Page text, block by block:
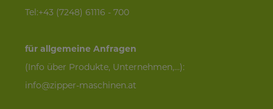
Tel:+43 (7248) 61116 - 700
für allgemeine Anfragen
(Info über Produkte, Unternehmen,...):
info@zipper-maschinen.at